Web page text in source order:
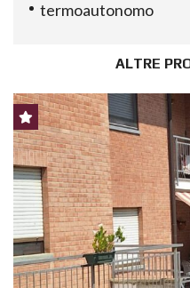
termoautonomo
ALTRE